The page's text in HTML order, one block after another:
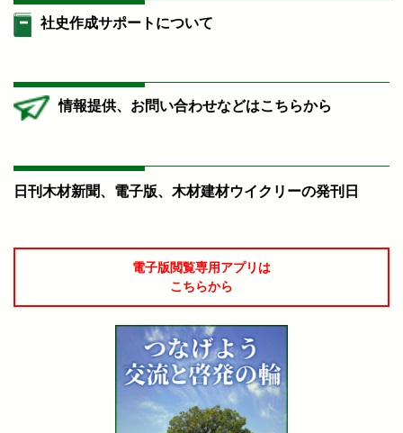
社史作成サポートについて
情報提供、お問い合わせなどはこちらから
日刊木材新聞、電子版、木材建材ウイクリーの発刊日
電子版閲覧専用アプリは
こちらから